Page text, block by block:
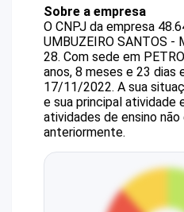
Sobre a empresa
O CNPJ da empresa
UMBUZEIRO SANTOS -
28. Com sede em
anos, 8 meses e 23 dias
17/11/2022. A sua
e sua principal atividade
atividades de ensino
anteriormente.